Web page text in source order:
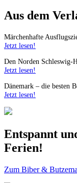
Aus dem
Märchenhafte
Jetzt lesen!
Den Norden Schleswig-
Jetzt lesen!
Dänemark – die besten
Jetzt lesen!
Entspannt
Ferien!
Zum Biber &